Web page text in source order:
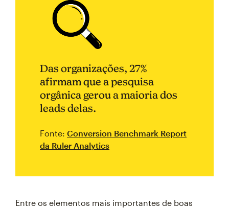
Das organizações, 27%
afirmam que a pesquisa
orgânica gerou a maioria dos
leads delas.
Fonte: Conversion Benchmark Report
da Ruler Analytics
Entre os elementos mais importantes de boas